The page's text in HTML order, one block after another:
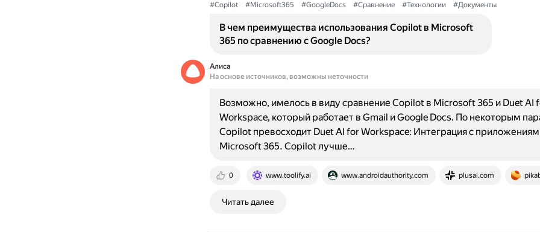
#Copilot
#Microsoft365 #GoogleDocs #Сравнение #Технологии #Документы
В чем преимущества использования Copilot в Microsoft
365 по сравнению с Google Docs?
Алиса
На основе источников, возможны неточности
0 www.toolify.ai www.androidauthority.com plusai.com
Возможно, имелось в виду сравнение Copilot в Microsoft 365 и Duet AI
Workspace, который работает в Gmail и Google Docs. По некоторым
Copilot превосходит Duet AI for Workspace: Интеграция с
Microsoft 365. Copilot лучше…
Читать далее